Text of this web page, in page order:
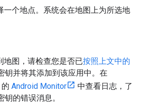
一个地点。系统会在地图上为所选地
地图，请检查您是否已按照上文中的
钥并将其添加到该应用中。在
Android Monitor
中查看日志，了
钥的错误消息。